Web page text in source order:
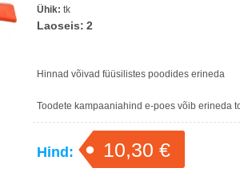
Ühik: tk
Laoseis: 2
Hinnad võivad füüsilistes poodides erineda
Toodete kampaaniahind e-poes võib erineda
Hind: 10,30 €